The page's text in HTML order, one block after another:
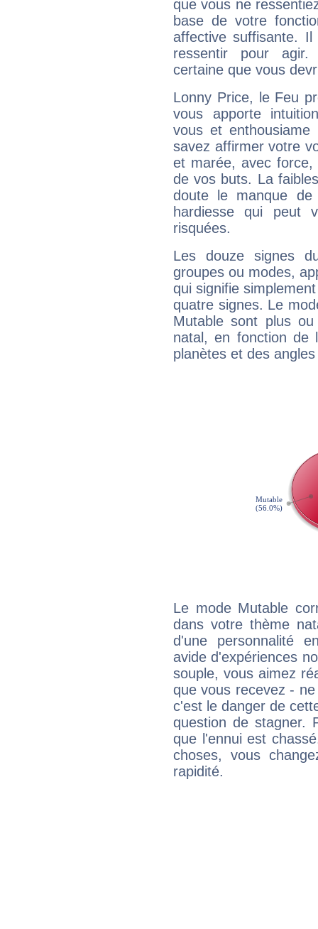
que vous ne
base de votre
affective suffisante.
ressentir pour agir.
certaine que vous
Lonny Price, le Feu
vous apporte
vous et
savez affirmer votre
et marée, avec
de vos buts. La
doute le manque
hardiesse qui peut
risquées.
Les douze signes
groupes ou modes,
qui signifie
quatre signes. Le
Mutable sont plus
natal, en fonction de
planètes et des
Le mode Mutable
dans votre thème
d'une personnalité
avide d'expériences
souple, vous aimez
que vous recevez -
c'est le danger de
question de stagner.
que l'ennui est
choses, vous
rapidité.